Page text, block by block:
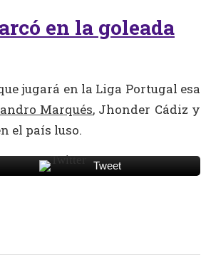
en la goleada
jugará en la Liga Portugal esa
Marqués, Jhonder Cádiz y
el país luso.
Tweet